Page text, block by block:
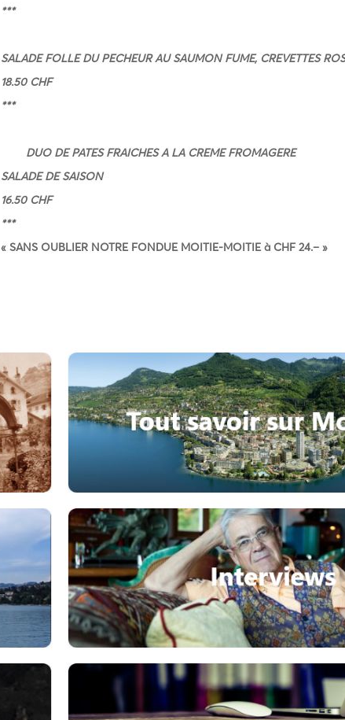
***
SALADE FOLLE DU PECHEUR AU SAUMON FUME, CREVETTES
18.50 CHF
***
DUO DE PATES FRAICHES A LA CREME FROMAGERE
SALADE DE SAISON
16.50 CHF
***
« SANS OUBLIER NOTRE FONDUE MOITIE-MOITIE à CHF 24.– »